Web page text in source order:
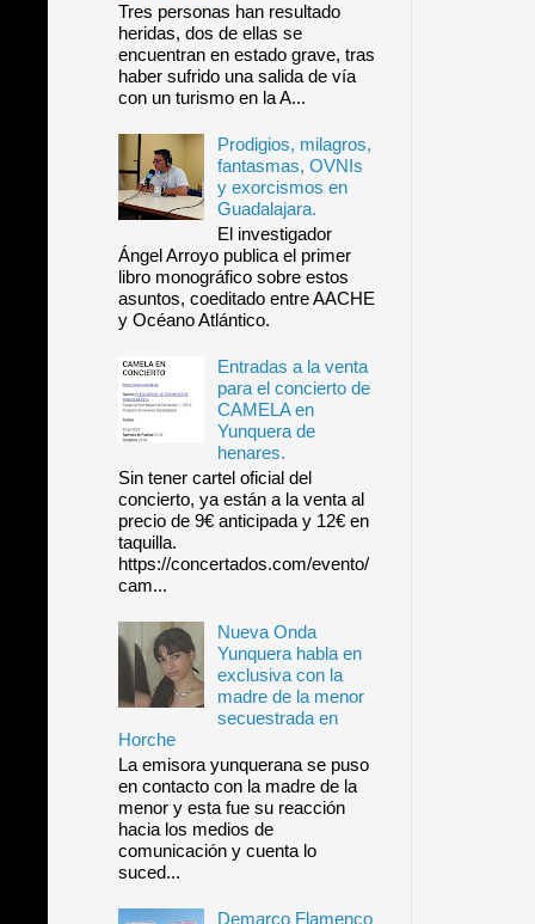
Tres personas han resultado
heridas, dos de ellas se
encuentran en estado grave, tras
haber sufrido una salida de vía
con un turismo en la A...
Prodigios, milagros,
fantasmas, OVNIs
y exorcismos en
Guadalajara.
El investigador
Ángel Arroyo publica el primer
libro monográfico sobre estos
asuntos, coeditado entre AACHE
y Océano Atlántico.
Entradas a la venta
para el concierto de
CAMELA en
Yunquera de
henares.
Sin tener cartel oficial del
concierto, ya están a la venta al
precio de 9€ anticipada y 12€ en
taquilla.
https://concertados.com/evento/
cam...
Nueva Onda
Yunquera habla en
exclusiva con la
madre de la menor
secuestrada en
Horche
La emisora yunquerana se puso
en contacto con la madre de la
menor y esta fue su reacción
hacia los medios de
comunicación y cuenta lo
suced...
Demarco Flamenco